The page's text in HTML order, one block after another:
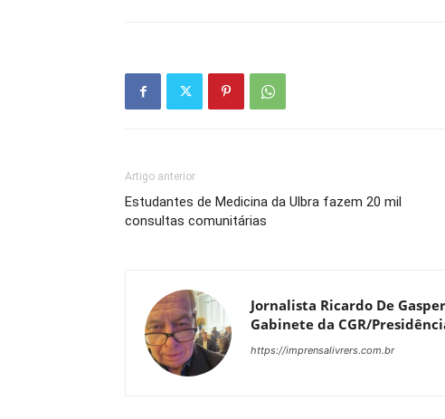
Artigo anterior
Estudantes de Medicina da Ulbra fazem 20 mil
consultas comunitárias
Jornalista Ricardo De
Gabinete da CGR/
https://imprensalivrers.com.br